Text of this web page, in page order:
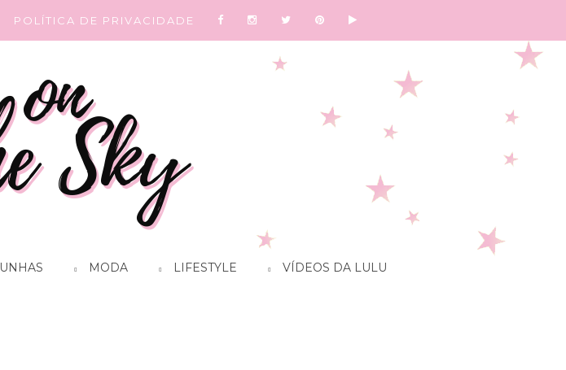
POLÍTICA DE PRIVACIDADE
UNHAS MODA LIFESTYLE VÍDEOS DA LULU